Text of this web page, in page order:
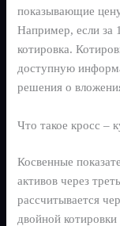
показывающие
Например, если за
котировка.
доступную
решения о
Что такое кросс –
Косвенные
активов через
рассчитывается
двойной котировки